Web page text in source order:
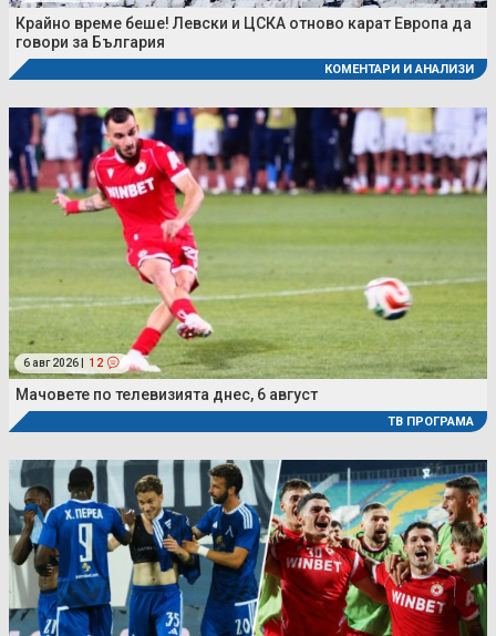
Крайно време беше! Левски и ЦСКА отново карат Европа да
говори за България
КОМЕНТАРИ И АНАЛИЗИ
6 авг 2026 | 12
Мачовете по телевизията днес, 6 август
ТВ ПРОГРАМА